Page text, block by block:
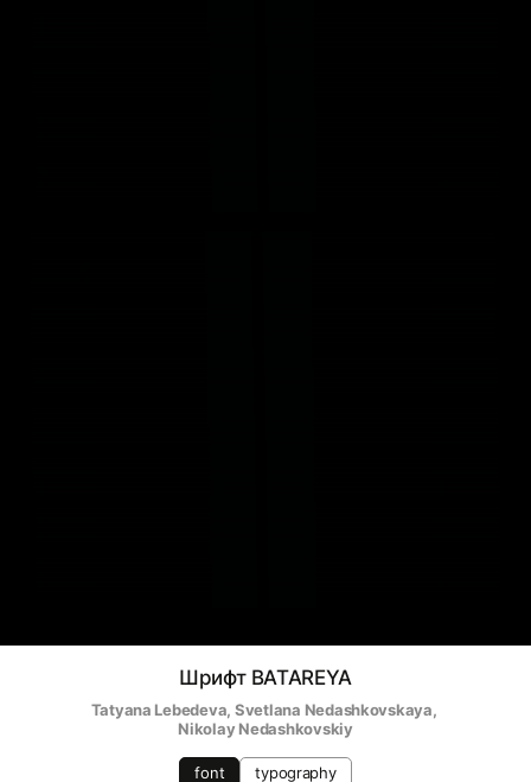
Шрифт BATAREYA
Tatyana Lebedeva, Svetlana Nedashkovskaya,
Nikolay Nedashkovskiy
font typography